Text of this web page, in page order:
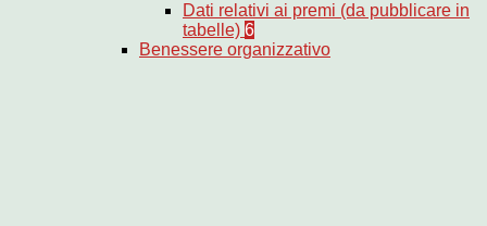
Dati relativi ai premi (da pubblicare in
tabelle) 6
Benessere organizzativo